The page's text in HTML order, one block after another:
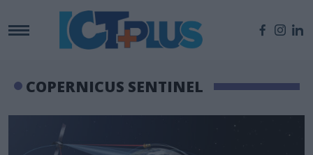
COPERNICUS SENTINEL